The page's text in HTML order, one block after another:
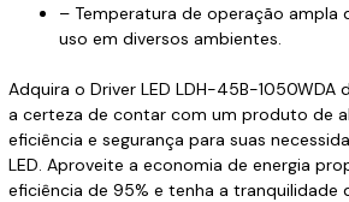
– Temperatura de operação ampla
uso em diversos ambientes.
Adquira o Driver LED LDH-45B-1050WDA
a certeza de contar com um produto de
eficiência e segurança para suas
LED. Aproveite a economia de energia
eficiência de 95% e tenha a tranquilidade